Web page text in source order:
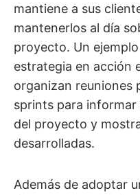
mantiene a sus
mantenerlos al día
proyecto. Un
estrategia en acción
organizan reuniones
sprints para informar
del proyecto y
desarrolladas.
Además de adoptar